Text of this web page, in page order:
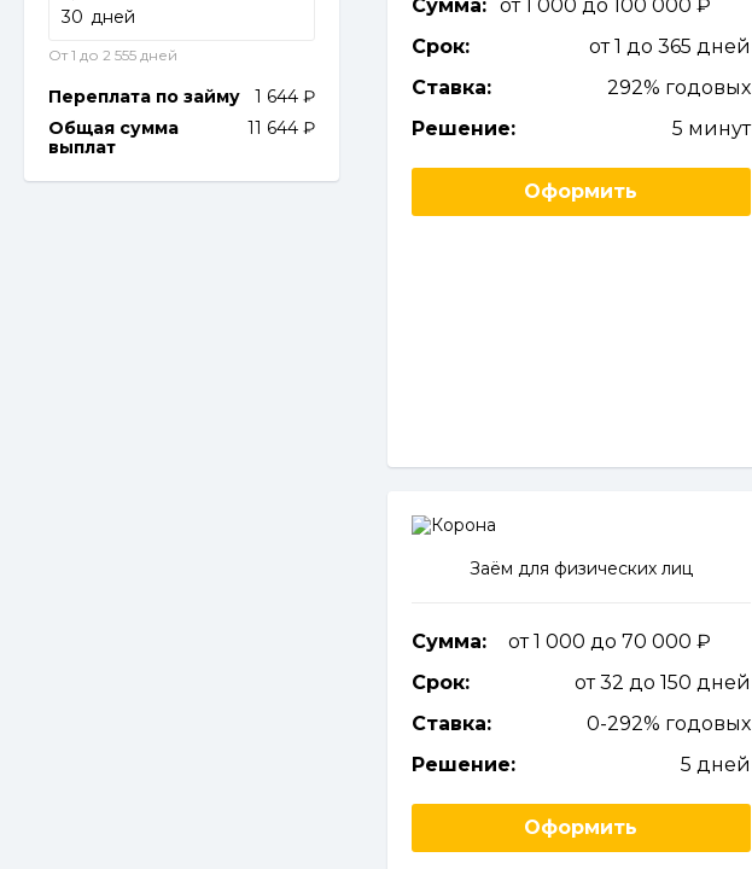
дней
От 1 до 2 555 дней
Переплата по займу
1 644
Общая сумма
выплат
11 644
Сумма: от 1 000 до 100 000
Срок:
от 1 до 365 дней
Ставка:
292% годовых
Решение:
5 минут
Оформить
Заём для физических лиц
Сумма:
от 1 000 до 70 000
Срок:
от 32 до 150 дней
Ставка:
0-292% годовых
Решение:
5 дней
Оформить